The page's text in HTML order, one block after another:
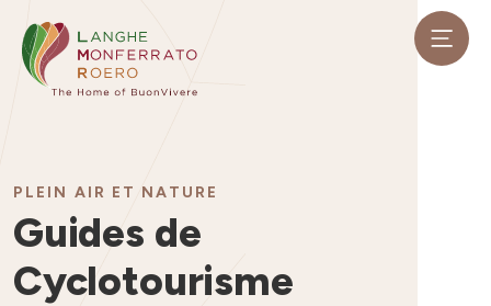
PLEIN AIR ET NATURE
Guides de
Cyclotourisme